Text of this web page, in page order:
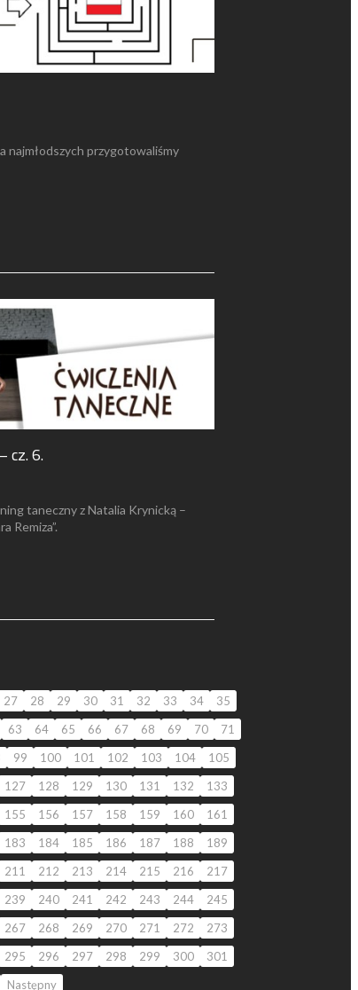
najmłodszych przygotowaliśmy
cz. 6.
taneczny z Natalia Krynicką –
Remiza”.
27 28 29 30 31 32 33 34
35
63 64 65 66 67 68 69 70
71
99 100 101 102 103 104
105
127 128 129 130 131 132
133
155 156 157 158 159 160
161
183 184 185 186 187 188
189
211 212 213 214 215 216
217
239 240 241 242 243 244
245
267 268 269 270 271 272
273
295 296 297 298 299 300
301
Następny